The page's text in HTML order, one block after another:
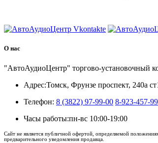
О нас
"АвтоАудиоЦентр" торгово-установочный
Адрес:Томск, Фрунзе проспект, 240а
Телефон: 8 (3822) 97-99-00 8-923-457-
Часы работы:пн-вс 10:00-19:00
Сайт не является публичной офертой, определяемой
предварительного уведомления продавца.